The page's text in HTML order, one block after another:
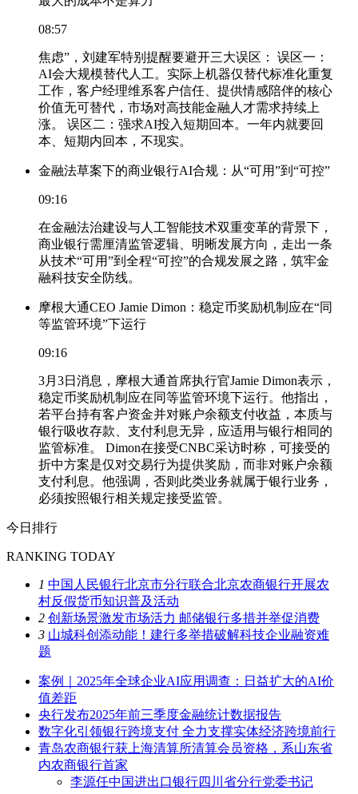
08:57
焦虑”，刘建军特别提醒要避开三大误区： 误区一：
AI会大规模替代人工。实际上机器仅替代标准化重复
工作，客户经理维系客户信任、提供情感陪伴的核心
价值无可替代，市场对高技能金融人才需求持续上
涨。 误区二：强求AI投入短期回本。一年内就要回
本、短期内回本，不现实。
金融法草案下的商业银行AI合规：从“可用”到“可控”
09:16
在金融法治建设与人工智能技术双重变革的背景下，
商业银行需厘清监管逻辑、明晰发展方向，走出一条
从技术“可用”到全程“可控”的合规发展之路，筑牢金
融科技安全防线。
摩根大通CEO Jamie Dimon：稳定币奖励机制应在“同
等监管环境”下运行
09:16
3月3日消息，摩根大通首席执行官Jamie Dimon表示，
稳定币奖励机制应在同等监管环境下运行。他指出，
若平台持有客户资金并对账户余额支付收益，本质与
银行吸收存款、支付利息无异，应适用与银行相同的
监管标准。 Dimon在接受CNBC采访时称，可接受的
折中方案是仅对交易行为提供奖励，而非对账户余额
支付利息。他强调，否则此类业务就属于银行业务，
必须按照银行相关规定接受监管。
今日排行
RANKING TODAY
1 中国人民银行北京市分行联合北京农商银行开展农
村反假货币知识普及活动
2 创新场景激发市场活力 邮储银行多措并举促消费
3 山城科创添动能！建行多举措破解科技企业融资难
题
案例｜2025年全球企业AI应用调查：日益扩大的AI价
值差距
央行发布2025年前三季度金融统计数据报告
数字化引领银行跨境支付 全力支撑实体经济跨境前行
青岛农商银行获上海清算所清算会员资格，系山东省
内农商银行首家
李源任中国进出口银行四川省分行党委书记